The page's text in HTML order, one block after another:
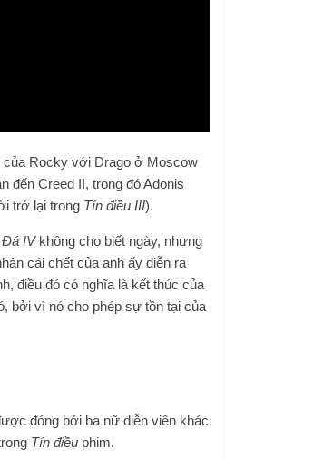
của Rocky với Drago ở Moscow
đến Creed II, trong đó Adonis
trở lại trong Tín điều III).
Đá IVkhông cho biết ngày, nhưng
cái chết của anh ấy diễn ra
điều đó có nghĩa là kết thúc của
bởi vì nó cho phép sự tồn tại của
đóng bởi ba nữ diễn viên khác
Tín điều phim.